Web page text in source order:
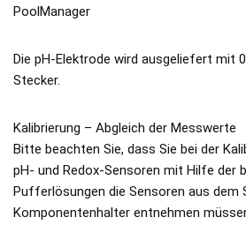
PoolManager
Die pH-Elektrode wird ausgeliefert mit
Stecker.
Kalibrierung – Abgleich der Messwerte
Bitte beachten Sie, dass Sie bei der
pH- und Redox-Sensoren mit Hilfe der
Pufferlösungen die Sensoren aus dem
Komponentenhalter entnehmen